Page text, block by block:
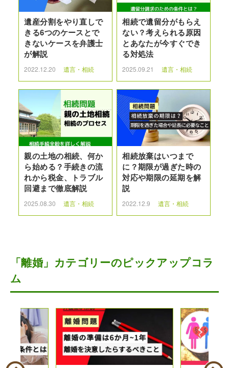
遺産分割をやり直しで
きる6つのケースとで
きないケースを弁護士
が解説
2022.12.20 遺言・相続
相続で遺留分がもらえ
ない？考えられる原因
とあなたが今すぐでき
る対処法
2025.09.21 遺言・相続
親の土地の相続、何か
ら始める？手続きの流
れから税金、トラブル
回避まで徹底解説
2025.08.30 遺言・相続
相続放棄はいつまで
に？期限が過ぎた時の
対応や期限の延期を解
説
2022.12.9 遺言・相続
「離婚」カテゴリーのピックアップコラ
ム